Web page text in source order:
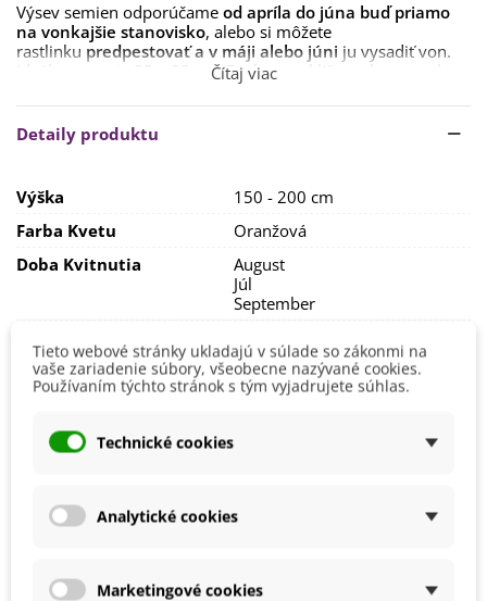
Výsev semien odporúčame od apríla do júna buď priamo
na vonkajšie stanovisko, alebo si môžete
rastlinku predpestovať a v máji alebo júni ju vysadiť von.
Ideálny spon je
25 x 25 cm.Teplota na klíčenie by sa mala
Doba klíčenia je obvykle
dní, alebo viac, podľa aktuálnych podmienok. Výsev semien
robíme na povrch substrátu, zahrnieme substrátom len
jemne, cca 5 mm.
Stanovisko pre topoľovky zvolíme
vzdušné, slnečné, s
dobre priepustnou pôdou.
Nezabudneme na
dobrú drenáž.
V čase rastu a kvitnutia je vhodné prihnojovať
organickým hnojivom. Na zimu rastliny zakryte
kvetmi. Kvety sa zbierajú tesne pred rozvinutímod júna do
septembra a sušia sa v tieni.
Čítaj viac
Detaily produktu
Výška
150 - 200 cm
Farba Kvetu
Oranžová
Doba Kvitnutia
August
Júl
September
Stanovisko
Slnečné
Vegetačné Obdobie
Dvojročné
Tieto webové stránky ukladajú v súlade so zákonmi na
vaše zariadenie súbory, všeobecne nazývané cookies.
Používaním týchto stránok s tým vyjadrujete súhlas.
Technické cookies
Analytické cookies
Marketingové cookies